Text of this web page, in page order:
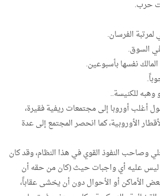
أغلب أوروبا إلى مجتمعات ريفية فقيرة،
الأوروبية، كما انحصر المجتمع إلى عدة
وصاحب النفوذ القوي في هذا النظام، وقد كان
عليه أي واجبات حيث (كان من حقه أن
الأماكن أو الأحوال دون أن يخشى عقاباً،